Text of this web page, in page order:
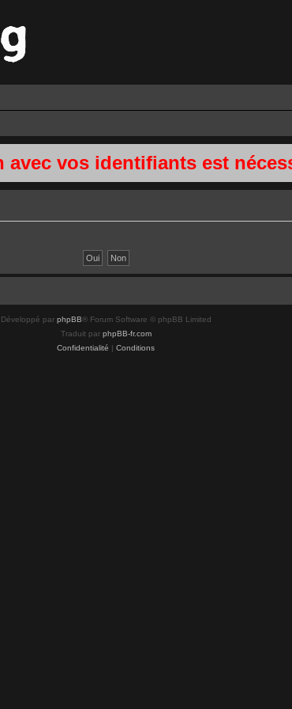
vos identifiants est
Développé par phpBB® Forum Software © phpBB Limited
Traduit par phpBB-fr.com
Confidentialité | Conditions